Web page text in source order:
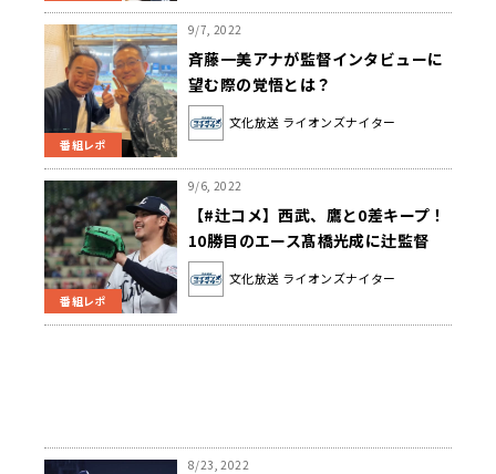
番組レポ
9/7, 2022
斉藤一美アナが監督インタビューに
望む際の覚悟とは？
文化放送 ライオンズナイター
番組レポ
9/6, 2022
【#辻コメ】西武、鷹と0差キープ！
10勝目のエース髙橋光成に辻監督
「気持ちが出ているのを感じた」
文化放送 ライオンズナイター
8/23, 2022